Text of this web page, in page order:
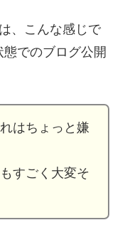
、こんな感じで
でのブログ公開
はちょっと嫌
すごく大変そ